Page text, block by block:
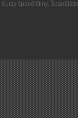
Kurzy španělštiny,